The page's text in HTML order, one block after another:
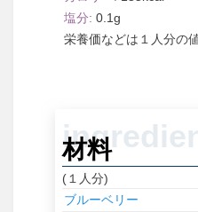
0.1
１人分
材料
(１人分)
ブルーベリー